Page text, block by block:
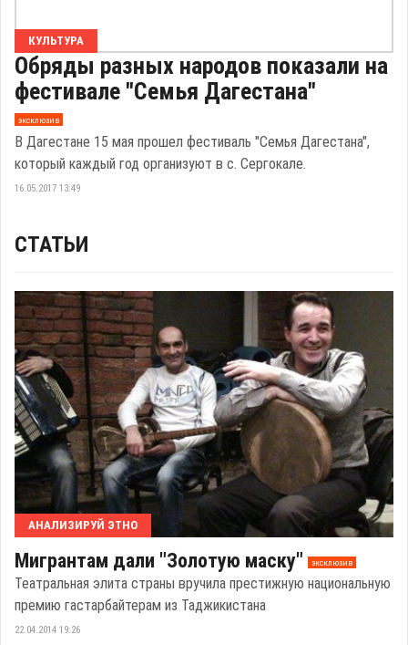
КУЛЬТУРА
Обряды разных народов показали на
фестивале "Семья Дагестана"
эксклюзив
В Дагестане 15 мая прошел фестиваль "Семья Дагестана",
который каждый год организуют в с. Сергокале.
16.05.2017 13:49
СТАТЬИ
АНАЛИЗИРУЙ ЭТНО
Мигрантам дали "Золотую маску" эксклюзив
Театральная элита страны вручила престижную национальную
премию гастарбайтерам из Таджикистана
22.04.2014 19:26